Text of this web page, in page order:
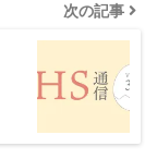
次の記事